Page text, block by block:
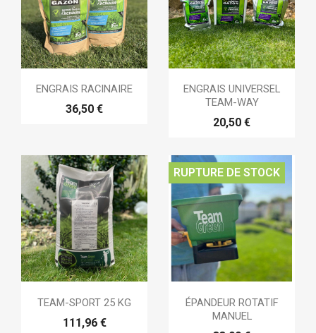
ENGRAIS RACINAIRE
36,50 €
ENGRAIS UNIVERSEL
TEAM-WAY
20,50 €
TEAM-SPORT 25 KG
111,96 €
ÉPANDEUR ROTATIF
MANUEL
RUPTURE DE STOCK